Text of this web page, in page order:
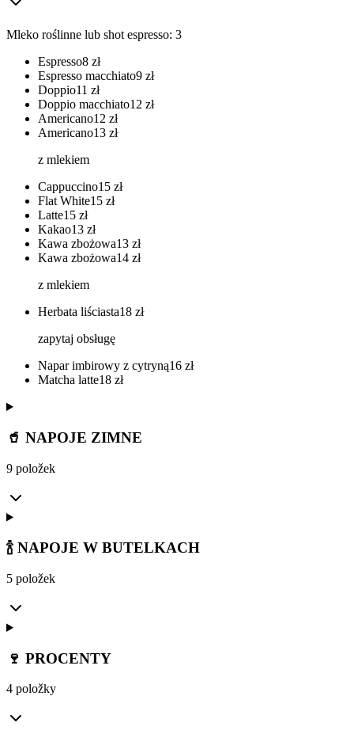
Mleko roślinne lub shot espresso: 3
Espresso8 zł
Espresso macchiato9 zł
Doppio11 zł
Doppio macchiato12 zł
Americano12 zł
Americano13 zł
z mlekiem
Cappuccino15 zł
Flat White15 zł
Latte15 zł
Kakao13 zł
Kawa zbożowa13 zł
Kawa zbożowa14 zł
z mlekiem
Herbata liściasta18 zł
zapytaj obsługę
Napar imbirowy z cytryną16 zł
Matcha latte18 zł
🥤 NAPOJE ZIMNE
9 položek
🍾 NAPOJE W BUTELKACH
5 položek
🍷 PROCENTY
4 položky